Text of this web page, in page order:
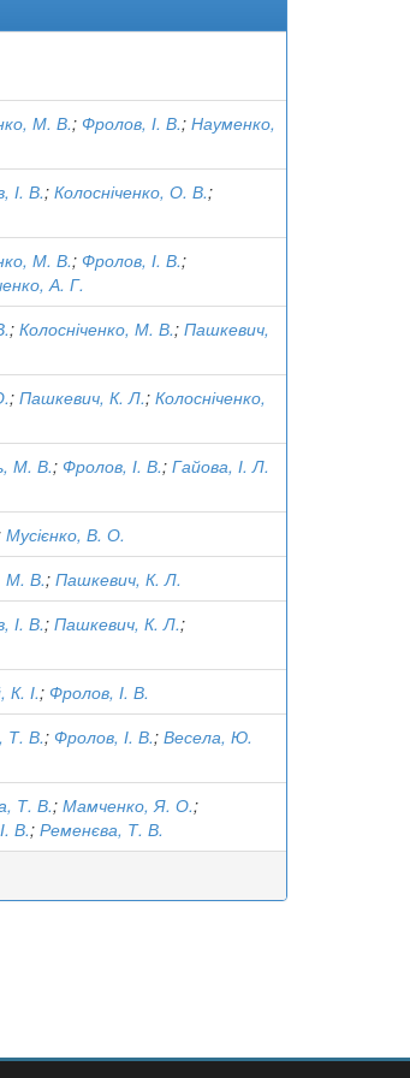
М. В.; Фролов, І. В.; Науменко,
І. В.; Колосніченко, О. В.;
М. В.; Фролов, І. В.;
А. Г.
; Колосніченко, М. В.; Пашкевич,
; Пашкевич, К. Л.; Колосніченко,
М. В.; Фролов, І. В.; Гайова, І. Л.
Мусієнко, В. О.
М. В.; Пашкевич, К. Л.
І. В.; Пашкевич, К. Л.;
І.; Фролов, І. В.
Т. В.; Фролов, І. В.; Весела, Ю.
Т. В.; Мамченко, Я. О.;
В.; Ременєва, Т. В.